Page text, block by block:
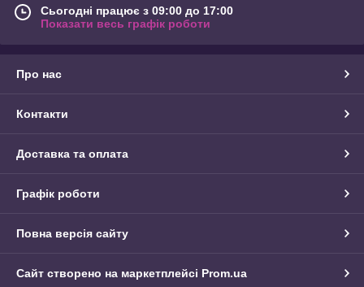
Сьогодні працює з 09:00 до 17:00
Показати весь графік роботи
Про нас
Контакти
Доставка та оплата
Графік роботи
Повна версія сайту
Сайт створено на маркетплейсі Prom.ua